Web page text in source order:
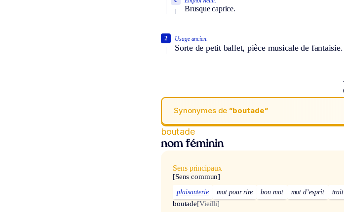
Brusque caprice.
Usage ancien.
Sorte de petit ballet, pièce musicale de fantaisie.
2
Synonymes de “boutade“
boutade
nom féminin
Sens principaux
[Sens commun]
plaisanterie mot pour rire bon mot mot d’esprit trait
boutade[Vieilli]